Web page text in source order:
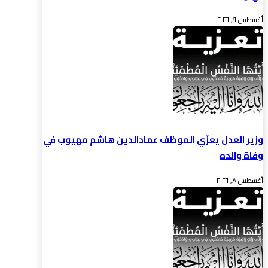
أغسطس ٩, ٢٠٢٦
وزير العدل يعزّي الموظف عمادالدين هاشم مهيوب في
وفاة والده
أغسطس ٨, ٢٠٢٦